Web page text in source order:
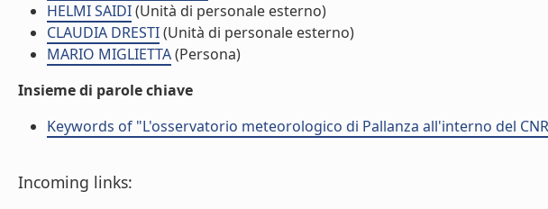
HELMI SAIDI(Unità di personale esterno)
CLAUDIA DRESTI(Unità di personale esterno)
MARIO MIGLIETTA(Persona)
Insieme di parole chiave
Keywords of "L'osservatorio meteorologico di Pallanza all'interno del
Incoming links: